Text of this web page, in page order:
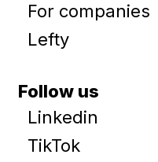
For companies
Lefty
Follow us
Linkedin
TikTok